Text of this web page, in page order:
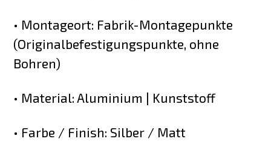
• Montageort: Fabrik-Montagepunkte
(Originalbefestigungspunkte, ohne
Bohren)
• Material: Aluminium | Kunststoff
• Farbe / Finish: Silber / Matt